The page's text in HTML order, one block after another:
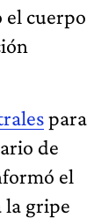
el cuerpo
para
de
el
la gripe